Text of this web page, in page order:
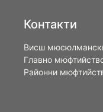
Контакти
Висш
Главно
Районни